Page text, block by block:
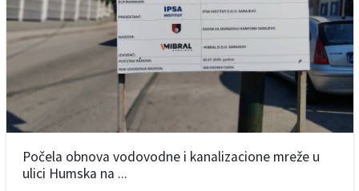
Počela obnova vodovodne i kanalizacione mreže u
ulici Humska na ...